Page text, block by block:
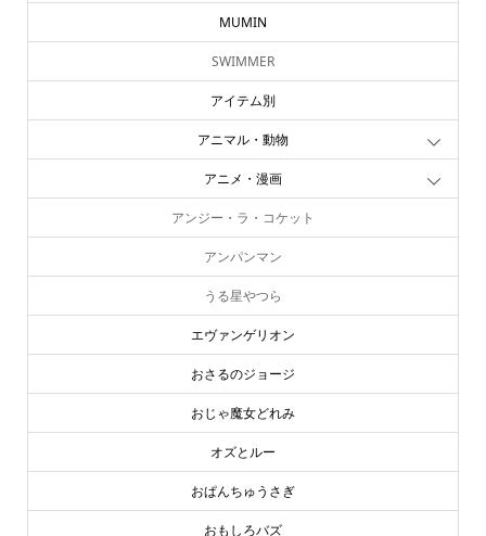
MUMIN
SWIMMER
アイテム別
アニマル・動物
アニメ・漫画
アンジー・ラ・コケット
アンパンマン
うる星やつら
エヴァンゲリオン
おさるのジョージ
おじゃ魔女どれみ
オズとルー
おぱんちゅうさぎ
おもしろバズ